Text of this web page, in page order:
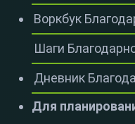
Воркбук
Шаги
Дневник
Для